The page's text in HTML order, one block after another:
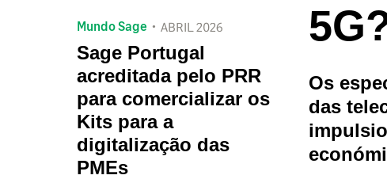
Os
das
Mundo Sage ABRIL 2026
Sage Portugal
acreditada pelo PRR
para comercializar os
Kits para a
digitalização das
PMEs